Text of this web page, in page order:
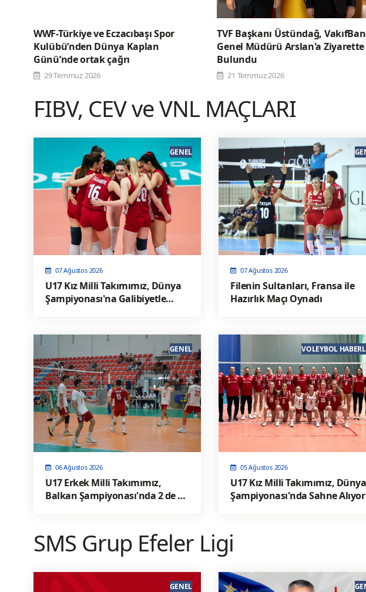
WWF-Türkiye ve Eczacıbaşı Spor
Kulübü’nden Dünya Kaplan
Günü’nde ortak çağrı
29 Temmuz 2026
TVF Başkanı Üstündağ,
Genel Müdürü Arslan'a Ziyarette
Bulundu
21 Temmuz 2026
FIBV, CEV ve VNL MAÇLARI
07 Ağustos 2026
U17 Kız Milli Takımımız, Dünya
Şampiyonası'na Galibiyetle
GENEL
07 Ağustos 2026
Filenin Sultanları, Fransa ile
Hazırlık Maçı Oynadı
06 Ağustos 2026
U17 Erkek Milli Takımımız,
Balkan Şampiyonası'nda 2 de 2
GENEL
05 Ağustos 2026
U17 Kız Milli Takımımız, Dünya
Şampiyonası'nda Sahne Alıyor
VOLEYBOL
SMS Grup Efeler Ligi
GENEL